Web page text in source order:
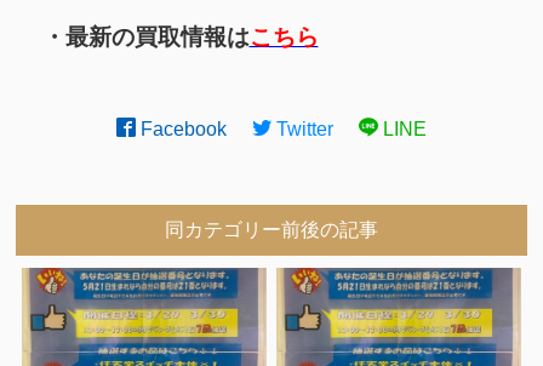
・最新の買取情報はこちら
Facebook Twitter LINE
同カテゴリー前後の記事